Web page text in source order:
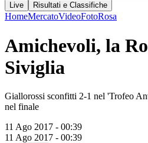
Live
Risultati e Classifiche
HomeMercatoVideoFotoRosa
Amichevoli, la
Siviglia
Giallorossi sconfitti 2-1 nel 'Trofeo
nel finale
11 Ago 2017 - 00:39
11 Ago 2017 - 00:39